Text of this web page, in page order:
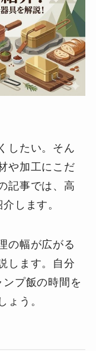
したい。そん
や加工にこだ
記事では、高
します。
の幅が広がる
します。自分
プ飯の時間を
ょう。